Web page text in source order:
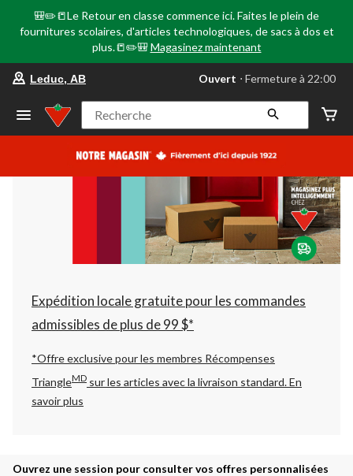
🎒✏️📒Le Retour en classe commence ici. Faites le plein de
fournitures scolaires, d'articles technologiques, de sacs à dos et
plus.📒✏️🎒 Magasinez maintenant
votre
préféré
Leduc,
AB,
courament
Fermeture
à
22:00
cliquer
pour
changer
Leduc, AB Ouvert ⋅ Fermeture à 22:00
Recherche
Expédition locale gratuite pour les commandes
admissibles de plus de 99 $*
*Offre exclusive pour les membres Récompenses
TriangleMD sur les articles avec la livraison standard.En
savoir plus
Ouvrez une session pour consulter vos offres personnalisées